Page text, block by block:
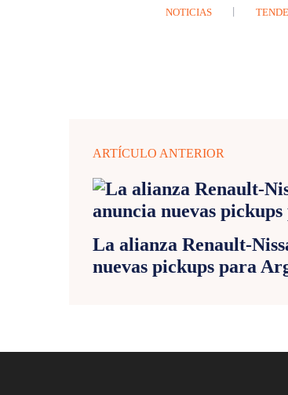
NOTICIAS
ARTÍCULO ANTERIOR
La alianza Renault-
nuevas pickups para